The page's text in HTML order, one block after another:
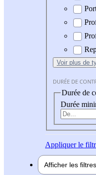
Voir plus de
DURÉE DE
Durée de
Durée
Appliquerle
Afficher les